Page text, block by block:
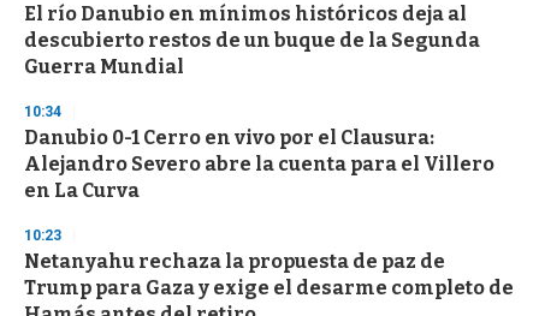
El río Danubio en mínimos históricos deja al
descubierto restos de un buque de la Segunda
Guerra Mundial
10:34
Danubio 0-1 Cerro en vivo por el Clausura:
Alejandro Severo abre la cuenta para el Villero
en La Curva
10:23
Netanyahu rechaza la propuesta de paz de
Trump para Gaza y exige el desarme completo de